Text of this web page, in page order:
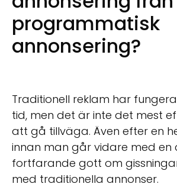
programmatisk
annonsering?
Traditionell reklam har
tid, men det är inte det mest
att gå tillväga. Även efter en
innan man går vidare med en
fortfarande gott om
med traditionella annonser.